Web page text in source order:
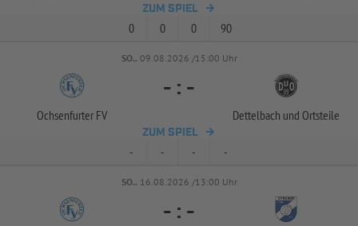
ZUM SPIEL
0 0 0 90
SO.. 09.08.2026 /15:00 Uhr
Ochsenfurter FV
- : -
Dettelbach und Ortsteile
ZUM SPIEL
- - - -
SO.. 16.08.2026 /13:00 Uhr
- : -